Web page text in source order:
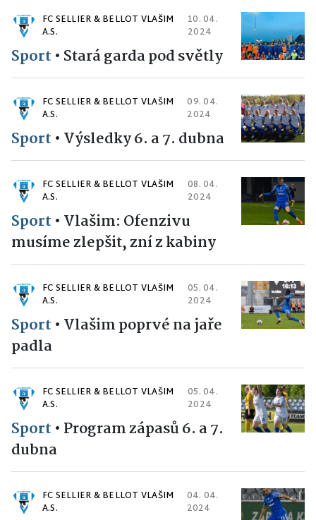
FC SELLIER & BELLOT VLAŠIM
A.S.
10. 04.
2024
Sport • Stará garda pod světly
FC SELLIER & BELLOT VLAŠIM
A.S.
09. 04.
2024
Sport • Výsledky 6. a 7. dubna
FC SELLIER & BELLOT VLAŠIM
A.S.
08. 04.
2024
Sport • Vlašim: Ofenzivu
musíme zlepšit, zní z kabiny
FC SELLIER & BELLOT VLAŠIM
A.S.
05. 04.
2024
Sport • Vlašim poprvé na jaře
padla
FC SELLIER & BELLOT VLAŠIM
A.S.
05. 04.
2024
Sport • Program zápasů 6. a 7.
dubna
FC SELLIER & BELLOT VLAŠIM
A.S.
04. 04.
2024